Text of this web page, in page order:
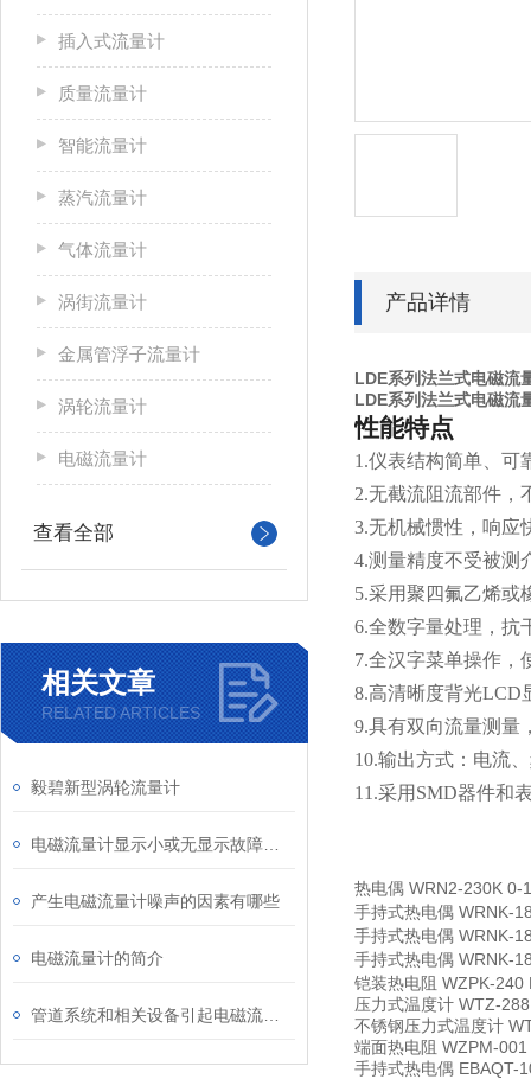
插入式流量计
质量流量计
智能流量计
蒸汽流量计
气体流量计
涡街流量计
金属管浮子流量计
涡轮流量计
电磁流量计
查看全部
相关文章
RELATED ARTICLES
毅碧新型涡轮流量计
产生电磁流量计噪声的因素有哪些
电磁流量计的简介
产品详情
LDE系列法兰式电磁流
LDE系列法兰式电磁流
性能特点
1.仪表结构简单、可
2.无截流阻流部件，
3.无机械惯性，响应
4.测量精度不受被测
5.采用聚四氟乙烯或
6.全数字量处理，抗
7.全汉字菜单操作，
8.高清晰度背光LCD
9.具有双向流量测量
10.输出方式：电流
11.采用SMD器件和
热电偶 WRN2-230K
手持式热电偶 WRNK-
手持式热电偶 WRNK-
手持式热电偶 WRNK-
铠装热电阻 WZPK-240
压力式温度计 WTZ-
不锈钢压力式温度计
端面热电阻 WZPM-
手持式热电偶 EBAQT-